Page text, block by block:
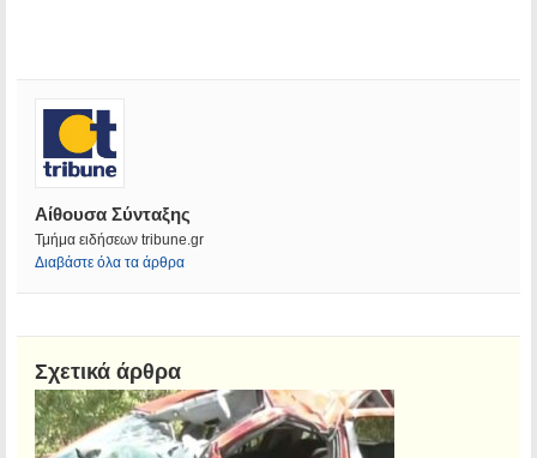
Αίθουσα Σύνταξης
Τμήμα ειδήσεων tribune.gr
Διαβάστε όλα τα άρθρα
Σχετικά άρθρα